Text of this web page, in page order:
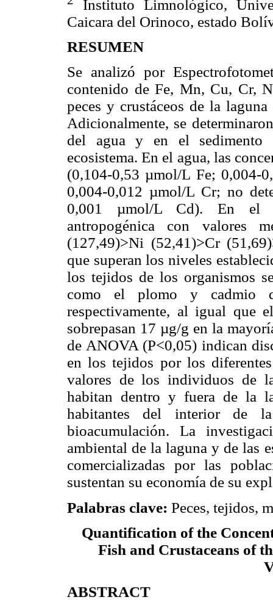
Instituto Limnológico,
Caicara del Orinoco, estado
RESUMEN
Se analizó por
contenido de Fe, Mn, Cu, Cr,
peces y crustáceos de la
Adicionalmente, se
del agua y en el sedimento
ecosistema. En el agua, las
(0,104-0,53 µmol/L Fe; 0,004-
0,004-0,012 µmol/L Cr; no
0,001 µmol/L Cd). En el
antropogénica con valores
(127,49)>Ni (52,41)>Cr
que superan los niveles
los tejidos de los organismos
como el plomo y cadmio
respectivamente, al igual que
sobrepasan 17 µg/g en la
de ANOVA (P<0,05) indican
en los tejidos por los
valores de los individuos de
habitan dentro y fuera de la
habitantes del interior de la
bioacumulación. La
ambiental de la laguna y de las
comercializadas por las
sustentan su economía de su
Palabras clave: Peces, tejidos,
Quantification of the
Fish and Crustaceans of
ABSTRACT